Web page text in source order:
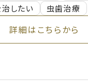
したい
虫歯治療
詳細はこちらから